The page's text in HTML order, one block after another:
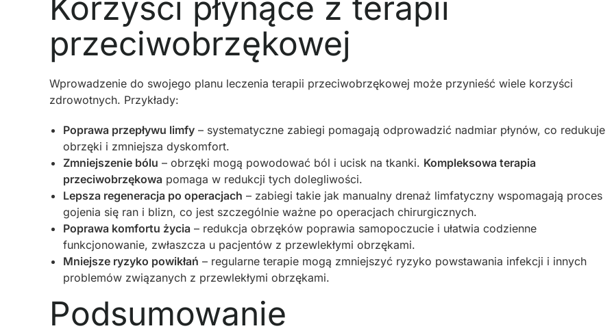
przeciwobrzękowej
Wprowadzenie do swojego planu leczenia terapii przeciwobrzękowej może przynieść wiele korzyści
zdrowotnych. Przykłady:
Poprawa przepływu limfy – systematyczne zabiegi pomagają odprowadzić nadmiar płynów, co redukuje
obrzęki i zmniejsza dyskomfort.
Zmniejszenie bólu – obrzęki mogą powodować ból i ucisk na tkanki. Kompleksowa terapia
przeciwobrzękowa pomaga w redukcji tych dolegliwości.
Lepsza regeneracja po operacjach – zabiegi takie jak manualny drenaż limfatyczny wspomagają proces
gojenia się ran i blizn, co jest szczególnie ważne po operacjach chirurgicznych.
Poprawa komfortu życia – redukcja obrzęków poprawia samopoczucie i ułatwia codzienne
funkcjonowanie, zwłaszcza u pacjentów z przewlekłymi obrzękami.
Mniejsze ryzyko powikłań – regularne terapie mogą zmniejszyć ryzyko powstawania infekcji i innych
problemów związanych z przewlekłymi obrzękami.
Podsumowanie